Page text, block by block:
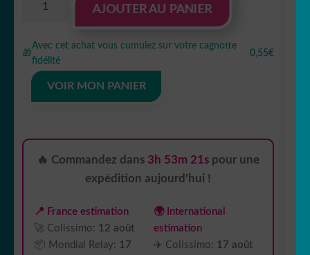
autocollant
fashion
vitrine
métier
AJOUTER AU PANIER
🎁
Avec cet achat vous cumulez sur votre cagnotte
fidélité
0,55€
VOIR MON PANIER
🔥 Commandez dans 3h 53m 20s pour une
expédition aujourd'hui !
📍 France estimation
🚀 Colissimo: 12 août
📦 Mondial Relay: 17
🌍 International
estimation
✈️ Colissimo: 17 août